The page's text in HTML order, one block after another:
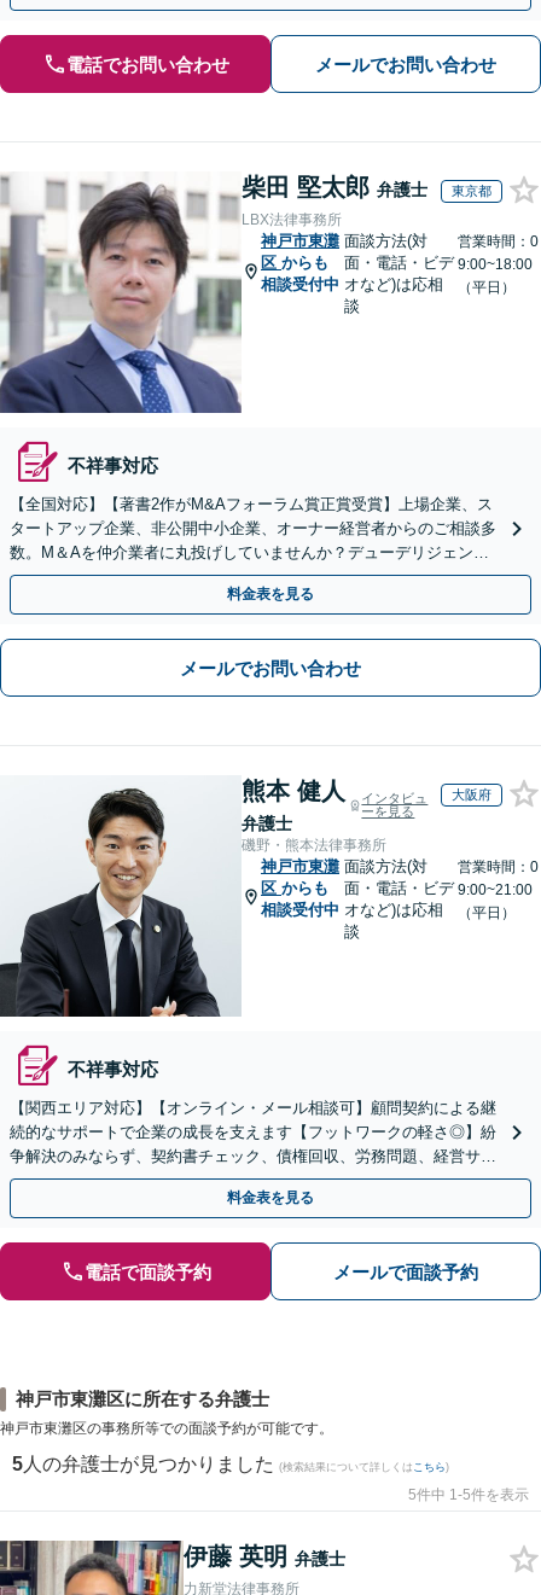
電話でお問い合わせ メールでお問い合わせ
柴田 堅太郎 弁護士 東京都
LBX法律事務所
神戸市東灘
区 からも
相談受付中
面談方法(対
面・電話・ビデ
オなど)は応相
談
営業時間：0
9:00~18:00
（平日）
不祥事対応
【全国対応】【著書2作がM&Aフォーラム賞正賞受賞】上場企業、ス
タートアップ企業、非公開中小企業、オーナー経営者からのご相談多
数。M＆Aを仲介業者に丸投げしていませんか？デューデリジェンス
や契約書作成・交渉はお任せください【初回無料】
料金表を見る
メールでお問い合わせ
熊本 健人
弁護士
インタビュ
ーを見る
大阪府
磯野・熊本法律事務所
神戸市東灘
区 からも
相談受付中
面談方法(対
面・電話・ビデ
オなど)は応相
談
営業時間：0
9:00~21:00
（平日）
不祥事対応
【関西エリア対応】【オンライン・メール相談可】顧問契約による継
続的なサポートで企業の成長を支えます【フットワークの軽さ◎】紛
争解決のみならず、契約書チェック、債権回収、労務問題、経営サポ
ートを含む予防法務に対応
料金表を見る
電話で面談予約 メールで面談予約
神戸市東灘区に所在する弁護士
神戸市東灘区の事務所等での面談予約が可能です。
5 人の弁護士が見つかりました (検索結果について詳しくは こちら)
5件中 1-5件を表示
伊藤 英明 弁護士
力新堂法律事務所